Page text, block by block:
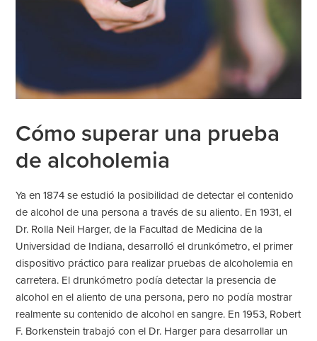
Cómo superar una prueba
de alcoholemia
Ya en 1874 se estudió la posibilidad de detectar el contenido
de alcohol de una persona a través de su aliento. En 1931, el
Dr. Rolla Neil Harger, de la Facultad de Medicina de la
Universidad de Indiana, desarrolló el drunkómetro, el primer
dispositivo práctico para realizar pruebas de alcoholemia en
carretera. El drunkómetro podía detectar la presencia de
alcohol en el aliento de una persona, pero no podía mostrar
realmente su contenido de alcohol en sangre. En 1953, Robert
F. Borkenstein trabajó con el Dr. Harger para desarrollar un